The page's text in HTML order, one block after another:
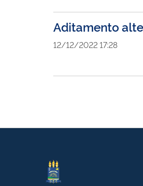
Aditamento
12/12/2022 17:28